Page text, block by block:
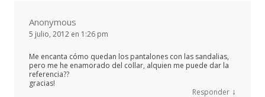
Anonymous
5 julio, 2012 en 1:26 pm
Me encanta cómo quedan los pantalones con las sandalias,
pero me he enamorado del collar, alquien me puede dar la
referencia??
gracias!
Responder ↓